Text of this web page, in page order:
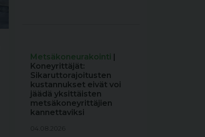
Metsäkoneurakointi |
Koneyrittäjät:
Sikaruttorajoitusten
kustannukset eivät voi
jäädä yksittäisten
metsäkoneyrittäjien
kannettaviksi
04.08.2026